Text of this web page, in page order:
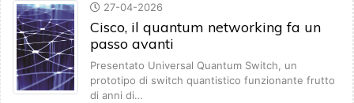
27-04-2026
Cisco, il quantum networking fa un
passo avanti
Presentato Universal Quantum Switch, un
prototipo di switch quantistico funzionante frutto
di anni di…